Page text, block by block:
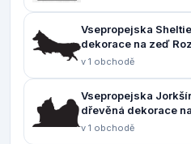
Vsepropejska
dekorace na zeď
v 1 obchodě
Vsepropejska
dřevěná dekorace
(cm): 24 x 38
v 1 obchodě